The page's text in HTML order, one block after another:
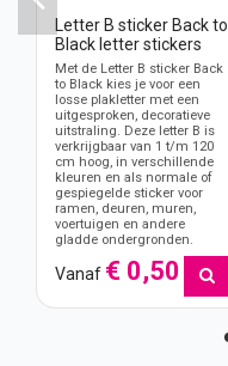
Letter B sticker Back to
Black letter stickers
Met de Letter B sticker Back
to Black kies je voor een
losse plakletter met een
uitgesproken, decoratieve
uitstraling. Deze letter B is
verkrijgbaar van 1 t/m 120
cm hoog, in verschillende
kleuren en als normale of
gespiegelde sticker voor
ramen, deuren, muren,
voertuigen en andere
gladde ondergronden.
Vanaf € 0,50